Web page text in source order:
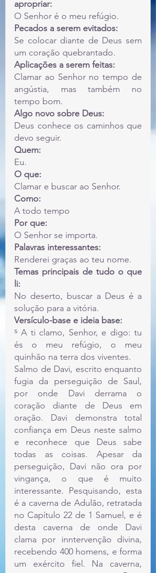
apropriar:
O Senhor é o meu refúgio.
Pecados a serem evitados:
Se colocar diante de Deus sem
um coração quebrantado.
Aplicações a serem feitas:
Clamar ao Senhor no tempo de
angústia, mas também no
tempo bom.
Algo novo sobre Deus:
Deus conhece os caminhos que
devo seguir.
Quem:
Eu.
O que:
Clamar e buscar ao Senhor.
Como:
A todo tempo
Por que:
O Senhor se importa.
Palavras interessantes:
Renderei graças ao teu nome.
Temas principais de tudo o que
li:
No deserto, buscar a Deus é a
solução para a vitória.
Versículo-base e ideia base:
⁵ A ti clamo, Senhor, e digo: tu
és o meu refúgio, o meu
quinhão na terra dos viventes.
Salmo de Davi, escrito enquanto
fugia da perseguição de Saul,
por onde Davi derrama o
coração diante de Deus em
oração. Davi demonstra total
confiança em Deus neste salmo
e reconhece que Deus sabe
todas as coisas. Apesar da
perseguição, Davi não ora por
vingança, o que é muito
interessante. Pesquisando, esta
é a caverna de Adulão, retratada
no Capítulo 22 de 1 Samuel, e é
desta caverna de onde Davi
clama por inntervenção divina,
recebendo 400 homens, e forma
um exército fiel. Na caverna,